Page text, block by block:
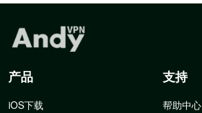
产品
iOS下载
支持
帮助中心